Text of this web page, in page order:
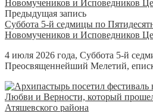
Предыдущая запись
Суббота 5-й седмицы по
Новомучеников и Исповедников
4 июля 2026 года, Суббота 5-й
Преосвященнейший Мелетий,